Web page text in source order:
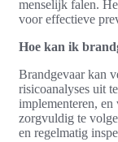
menselijk falen.
voor effectieve
Hoe kan ik
Brandgevaar kan
risicoanalyses uit
implementeren,
zorgvuldig te
en regelmatig